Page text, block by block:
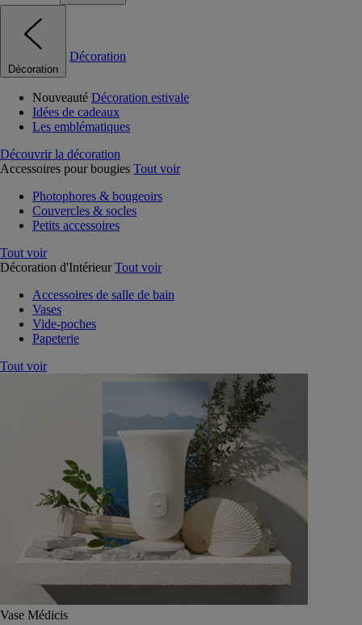
Décoration
Décoration
Nouveauté Décoration estivale
Idées de cadeaux
Les emblématiques
Découvrir la décoration
Accessoires pour bougies Tout voir
Photophores & bougeoirs
Couvercles & socles
Petits accessoires
Tout voir
Décoration d'Intérieur Tout voir
Accessoires de salle de bain
Vases
Vide-poches
Papeterie
Tout voir
Vase Médicis